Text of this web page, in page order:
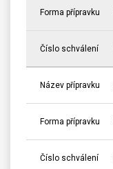
Forma přípravku
Číslo schválení
Název přípravku
Forma přípravku
Číslo schválení